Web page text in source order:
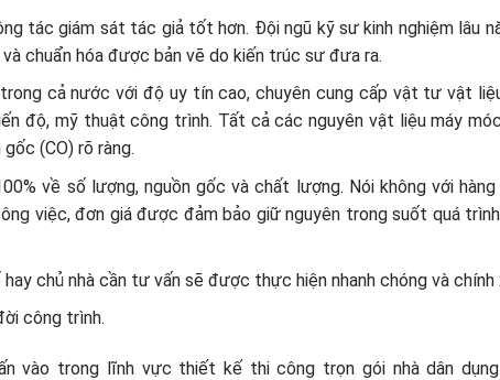
tác giám sát tác giả tốt hơn. Đội ngũ kỹ sư kinh nghiệm lâu
chuẩn hóa được bản vẽ do kiến trúc sư đưa ra.
cả nước với độ uy tín cao, chuyên cung cấp vật tư vật
độ, mỹ thuật công trình. Tất cả các nguyên vật liệu máy
(CO) rõ ràng.
về số lượng, nguồn gốc và chất lượng. Nói không với hàng
việc, đơn giá được đảm bảo giữ nguyên trong suốt quá
chủ nhà cần tư vấn sẽ được thực hiện nhanh chóng và chính
công trình.
vào trong lĩnh vực thiết kế thi công trọn gói nhà dân